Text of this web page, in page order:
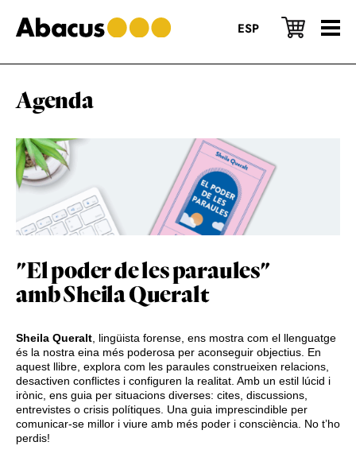
to
main
to
primary
to
footer
ESP
Agenda
"El poder de les paraules"
amb Sheila Queralt
Sheila Queralt, lingüista forense, ens mostra com el llenguatge
és la nostra eina més poderosa per aconseguir objectius. En
aquest llibre, explora com les paraules construeixen relacions,
desactiven conflictes i configuren la realitat. Amb un estil lúcid i
irònic, ens guia per situacions diverses: cites, discussions,
entrevistes o crisis polítiques. Una guia imprescindible per
comunicar-se millor i viure amb més poder i consciència. No t’ho
perdis!